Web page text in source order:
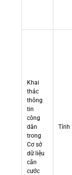
Khai
thác
thông
tin
công
dân
trong
Cơ sở
dữ liệu
căn
cước
Tỉnh